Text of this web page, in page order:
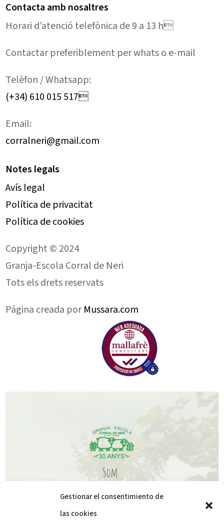
Gestionar el consentimiento de
las cookies
Contacta amb nosaltres
Horari d’atenció telefònica de 9 a 13 h
Contactar preferiblement per whats o e-mail
Telèfon / Whatsapp:
(+34) 610 015 517
Email:
corralneri@gmail.com
Notes legals
Avís legal
Política de privacitat
Política de cookies
Copyright © 2024
Granja-Escola Corral de Neri
Tots els drets reservats
Página creada porMussara.com